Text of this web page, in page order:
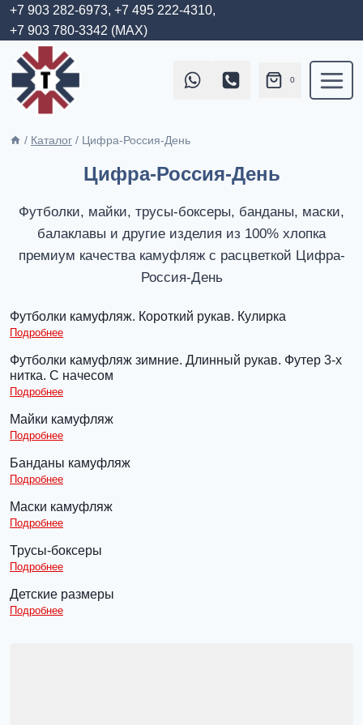
Перейти
содержимому
+7 903 282-6973, +7 495 222-4310,
+7 903 780-3342 (MAX)
0
/ Каталог / Цифра-Россия-День
Цифра-Россия-День
Футболки, майки, трусы-боксеры, банданы, маски,
балаклавы и другие изделия из 100% хлопка
премиум качества камуфляж с расцветкой Цифра-
Россия-День
Футболки камуфляж. Короткий рукав. Кулирка
Подробнее
Футболки камуфляж зимние. Длинный рукав. Футер 3-х
нитка. С начесом
Подробнее
Майки камуфляж
Подробнее
Банданы камуфляж
Подробнее
Маски камуфляж
Подробнее
Трусы-боксеры
Подробнее
Детские размеры
Подробнее